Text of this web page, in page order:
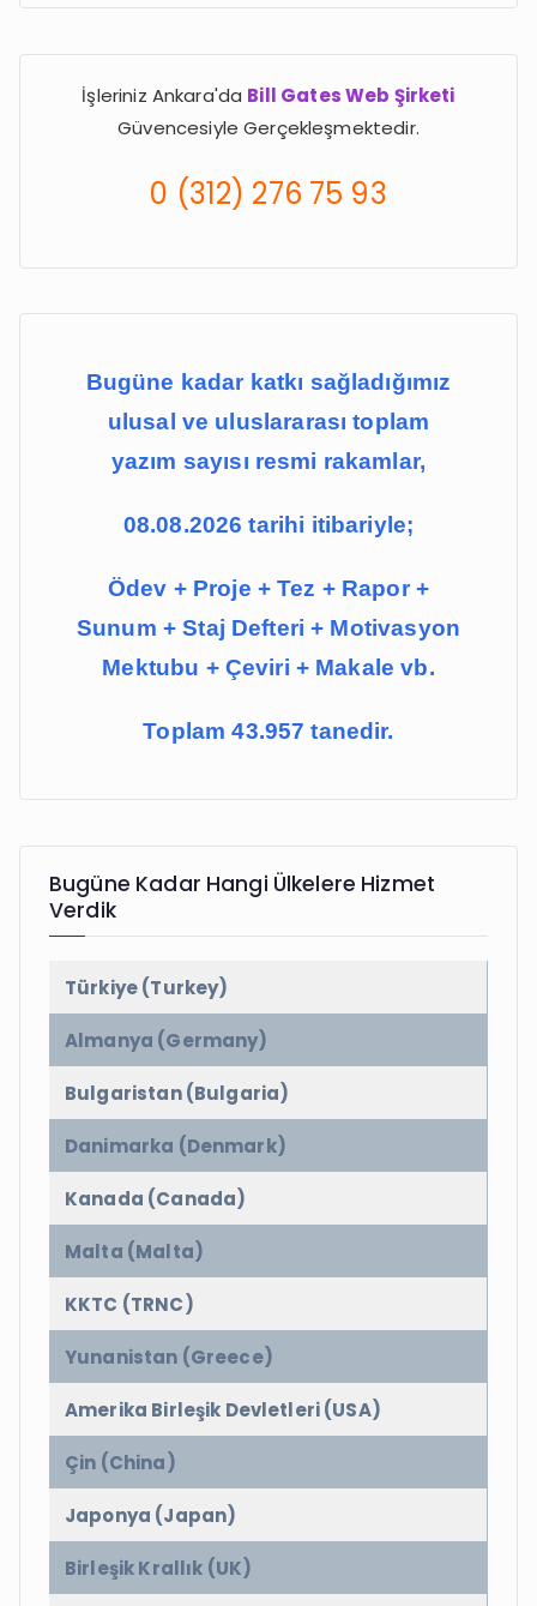
r
İşleriniz Ankara'da Bill Gates Web Şirketi
Güvencesiyle Gerçekleşmektedir.
0 (312) 276 75 93
Bugüne kadar katkı sağladığımız
ulusal ve uluslararası toplam
yazım sayısı resmi rakamlar,
08.08.2026 tarihi itibariyle;
Ödev + Proje + Tez + Rapor +
Sunum + Staj Defteri + Motivasyon
Mektubu + Çeviri + Makale vb.
Toplam 43.957 tanedir.
Bugüne Kadar Hangi Ülkelere Hizmet
Verdik
Türkiye (Turkey)
Almanya (Germany)
Bulgaristan (Bulgaria)
Danimarka (Denmark)
Kanada (Canada)
Malta (Malta)
KKTC (TRNC)
Yunanistan (Greece)
Amerika Birleşik Devletleri (USA)
Çin (China)
Japonya (Japan)
Birleşik Krallık (UK)